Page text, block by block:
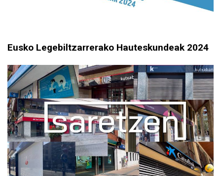
Eusko Legebiltzarrerako Hauteskundeak 2024